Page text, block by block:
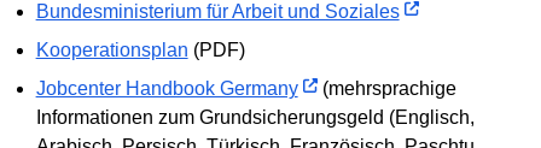
Bundesministerium für Arbeit und Soziales
Kooperationsplan (PDF)
Jobcenter Handbook Germany
(mehrsprachige
Informationen zum Grundsicherungsgeld (Englisch,